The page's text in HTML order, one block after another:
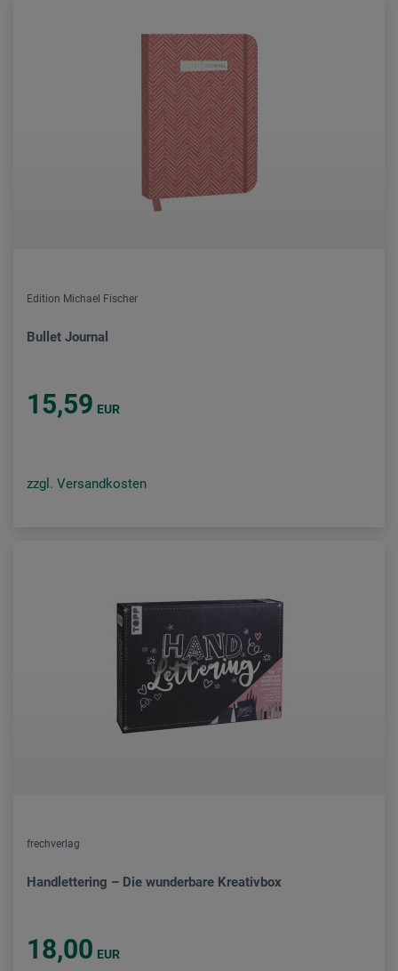
Edition Michael Fischer
Bullet Journal
15,59 EUR
zzgl. Versandkosten
frechverlag
Handlettering – Die wunderbare Kreativbox
18,00 EUR